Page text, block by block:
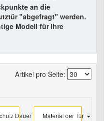
an die
"abgefragt" werden.
Modell für Ihre
Artikel pro Seite:
Dauer Material der Tür